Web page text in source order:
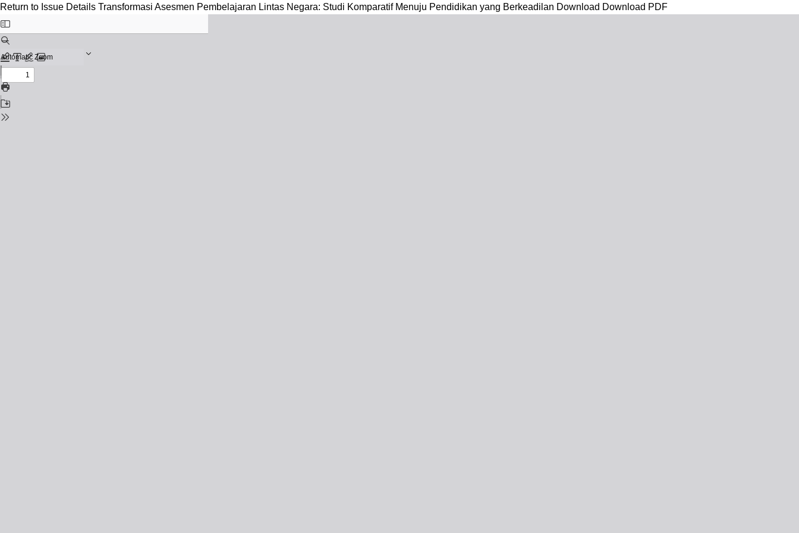
Return to Issue Details Transformasi Asesmen Pembelajaran Lintas Negara: Studi Komparatif Menuju Pendidikan yang Berkeadilan Download Download PDF